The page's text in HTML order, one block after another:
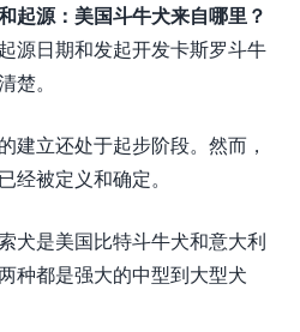
起源：美国斗牛犬来自哪里？
源日期和发起开发卡斯罗斗牛
楚。
建立还处于起步阶段。然而，
经被定义和确定。
犬是美国比特斗牛犬和意大利
种都是强大的中型到大型犬